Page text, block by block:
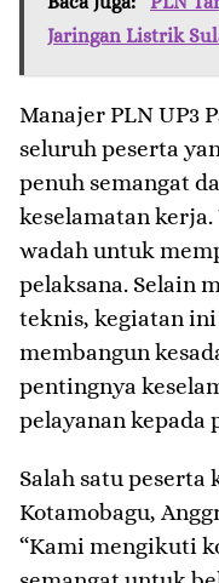
Jaringan Listrik
Manajer PLN UP3
seluruh peserta
penuh semangat
keselamatan
wadah untuk
pelaksana. Selain
teknis, kegiatan
membangun
pentingnya
pelayanan kepada
Salah satu
Kotamobagu,
“Kami mengikuti